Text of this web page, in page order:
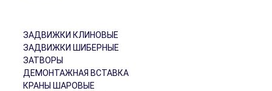
ЗАДВИЖКИ КЛИНОВЫЕ
ЗАДВИЖКИ ШИБЕРНЫЕ
ЗАТВОРЫ
ДЕМОНТАЖНАЯ ВСТАВКА
КРАНЫ ШАРОВЫЕ